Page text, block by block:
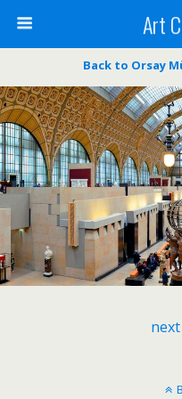
Art
Back to Orsay